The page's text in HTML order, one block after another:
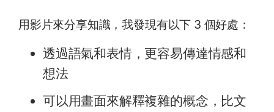
用影片來分享知識，我發現有以下 3 個好處：
透過語氣和表情，更容易傳達情感和
想法
可以用畫面來解釋複雜的概念，比文